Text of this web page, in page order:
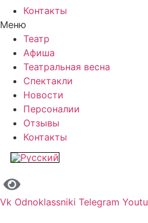
Контакты
Меню
Театр
Афиша
Театральная весна
Спектакли
Новости
Персоналии
Отзывы
Контакты
Vk Odnoklassniki Telegram